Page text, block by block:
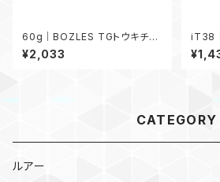
60g｜BOZLES TGトウキチロ
ウ 60g
¥2,033
iT38
フリ
CATEGORY
ルアー